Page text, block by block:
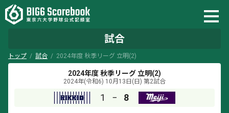
試合
トップ 試合 2024年度 秋季リーグ 立明(2)
2024年度 秋季リーグ 立明(2)
2024年(令和6) 10月13日(日) 第2試合
1 − 8